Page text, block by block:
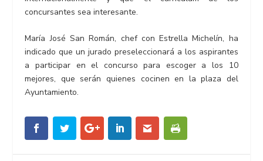
concursantes sea interesante.
María José San Román, chef con Estrella Michelín, ha
indicado que un jurado preseleccionará a los aspirantes
a participar en el concurso para escoger a los 10
mejores, que serán quienes cocinen en la plaza del
Ayuntamiento.